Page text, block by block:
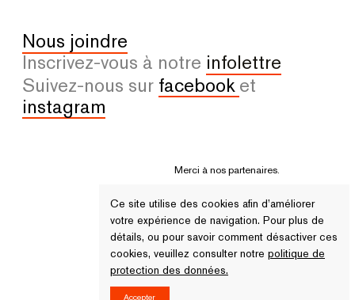
Nous joindre
Inscrivez-vous à notre infolettre
Suivez-nous sur facebook et
instagram
Merci à nos partenaires.
Ce site utilise des cookies afin d’améliorer
votre expérience de navigation. Pour plus de
détails, ou pour savoir comment désactiver ces
cookies, veuillez consulter notre politique de
protection des données.
Accepter